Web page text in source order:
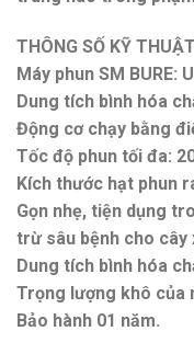
THÔNG SỐ KỸ THUẬT
Máy phun SM BURE:
Dung tích bình hóa
Động cơ chạy bằng
Tốc độ phun tối đa:
Kích thước hạt phun
Gọn nhẹ, tiện dụng
trừ sâu bệnh cho cây
Dung tích bình hóa
Trọng lượng khô của
Bảo hành 01 năm.